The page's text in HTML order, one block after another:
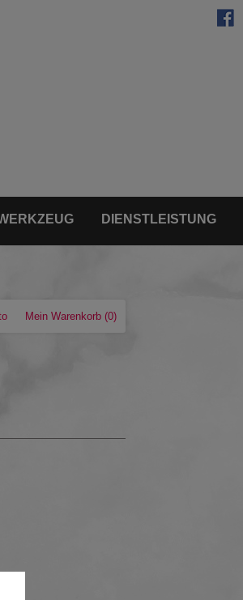
DIENSTLEISTUNG
Mein Warenkorb (0)